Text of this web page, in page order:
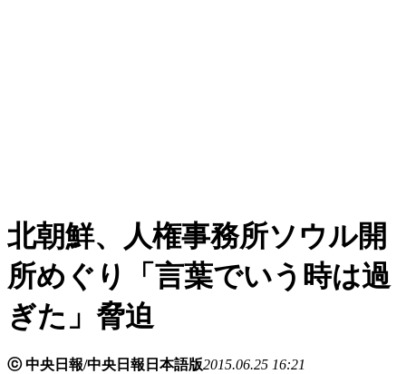
北朝鮮、人権事務所ソウル開
所めぐり「言葉でいう時は過
ぎた」脅迫
ⓒ 中央日報/中央日報日本語版2015.06.25 16:21